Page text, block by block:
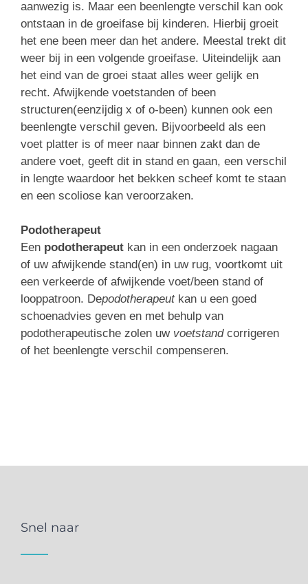
aanwezig is. Maar een beenlengte verschil kan ook
ontstaan in de groeifase bij kinderen. Hierbij groeit
het ene been meer dan het andere. Meestal trekt dit
weer bij in een volgende groeifase. Uiteindelijk aan
het eind van de groei staat alles weer gelijk en
recht. Afwijkende voetstanden of been
structuren(eenzijdig x of o-been) kunnen ook een
beenlengte verschil geven. Bijvoorbeeld als een
voet platter is of meer naar binnen zakt dan de
andere voet, geeft dit in stand en gaan, een verschil
in lengte waardoor het bekken scheef komt te staan
en een scoliose kan veroorzaken.
Podotherapeut
Een podotherapeut kan in een onderzoek nagaan
of uw afwijkende stand(en) in uw rug, voortkomt uit
een verkeerde of afwijkende voet/been stand of
looppatroon. Depodotherapeutkan u een goed
schoenadvies geven en met behulp van
podotherapeutische zolen uw voetstandcorrigeren
of het beenlengte verschil compenseren.
Snel naar